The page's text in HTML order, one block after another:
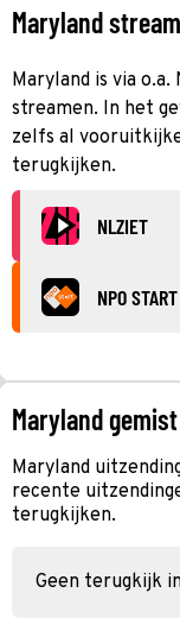
Maryland
Maryland is via
streamen. In het
zelfs al
terugkijken.
NLZIET
NPO START
Maryland gemist
Maryland
recente
terugkijken.
Geen terugkijk